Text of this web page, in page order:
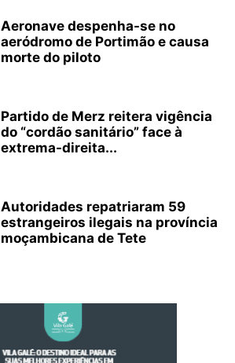
Aeronave despenha-se no
aeródromo de Portimão e causa
morte do piloto
Partido de Merz reitera vigência
do “cordão sanitário” face à
extrema-direita...
Autoridades repatriaram 59
estrangeiros ilegais na província
moçambicana de Tete